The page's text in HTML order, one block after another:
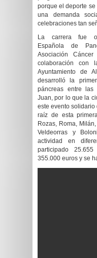
porque el deporte
una demanda
celebraciones tan
La carrera fue
Española de
Asociación
colaboración con
Ayuntamiento de
desarrolló la
páncreas entre
Juan, por lo que la
este evento solidario
raíz de esta
Rozas, Roma,
Veldeorras y
actividad en
participado
355.000 euros y se